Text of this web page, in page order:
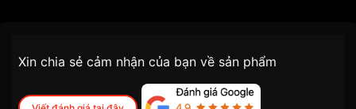
Đối tượng sử dụng Nam
tiện lợi –
nhanh chóng – minh bạch
Xin chia sẻ cảm nhận của bạn về sản phẩm